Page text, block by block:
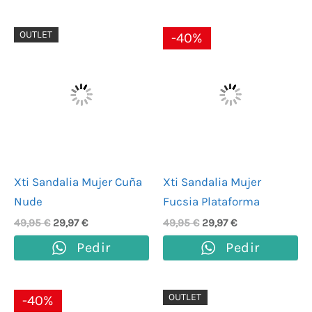
OUTLET
Xti Sandalia Mujer Cuña
Nude
49,95€
precio
49,95 €.
29,97€
29,97 €.
Pedir
-40%
Xti Sandalia Mujer
Fucsia Plataforma
49,95€
precio
49,95 €.
29,97€
29,97 €.
Pedir
-40% OUTLET
precio